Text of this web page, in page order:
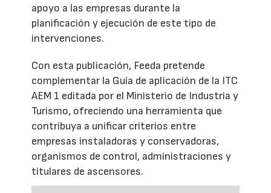
apoyo a las empresas durante la
planificación y ejecución de este tipo de
intervenciones.
Con esta publicación, Feeda pretende
complementar la Guía de aplicación de la ITC
AEM 1 editada por el Ministerio de Industria y
Turismo, ofreciendo una herramienta que
contribuya a unificar criterios entre
empresas instaladoras y conservadoras,
organismos de control, administraciones y
titulares de ascensores.